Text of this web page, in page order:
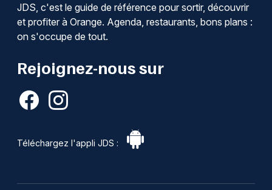
JDS, c'est le guide de référence pour sortir, découvrir
et profiter à Orange. Agenda, restaurants, bons plans :
on s'occupe de tout.
Rejoignez-nous sur
Téléchargez l'appli JDS :